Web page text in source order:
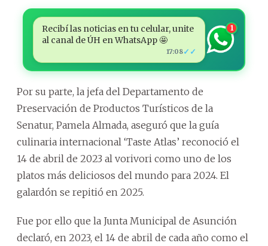
Recibí las noticias en tu celular, unite
al canal de ÚH en WhatsApp 🤩
17:08✓✓
1
Por su parte, la jefa del Departamento de
Preservación de Productos Turísticos de la
Senatur, Pamela Almada, aseguró que la guía
culinaria internacional ‘Taste Atlas’ reconoció el
14 de abril de 2023 al vorivori como uno de los
platos más deliciosos del mundo para 2024. El
galardón se repitió en 2025.
Fue por ello que la Junta Municipal de Asunción
declaró, en 2023, el 14 de abril de cada año como el